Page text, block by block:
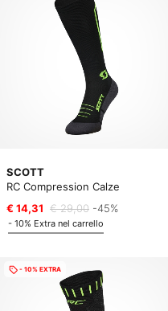
SCOTT
RC Compression Calze
€ 14,31 € 29,00 -45%
- 10% Extra nel carrello
- 10% EXTRA